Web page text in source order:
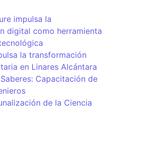
impulsa la
digital como herramienta
la transformación
en Linares Alcántara
Capacitación de
de la Ciencia